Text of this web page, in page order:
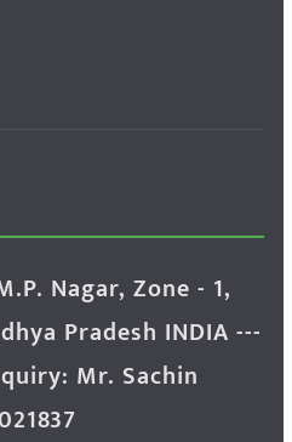
Nagar, Zone - 1,
Pradesh INDIA ---
Mr. Sachin